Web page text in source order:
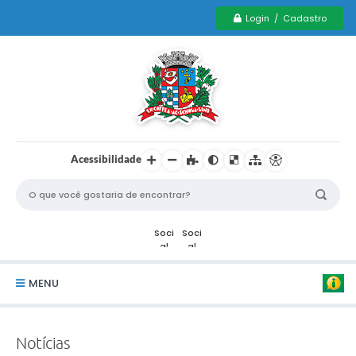
Login / Cadastro
Acessibilidade
MENU
Notícias